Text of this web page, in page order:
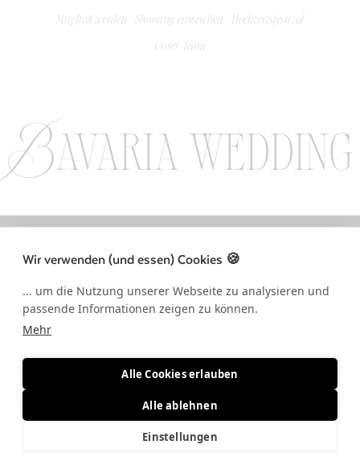
Wir verwenden (und essen) Cookies 🍪
... um die Nutzung unserer Webseite zu analysieren und
passende Informationen zeigen zu können.
Mehr
Alle Cookies erlauben
Alle ablehnen
Einstellungen
Mitglied werden Shooting einreichen Hochzeitsfestival
Unser Team
Bavaria wedding
© BAVARIA WEDDING 2026 • ALLE RECHTE VORBEHALTEN •